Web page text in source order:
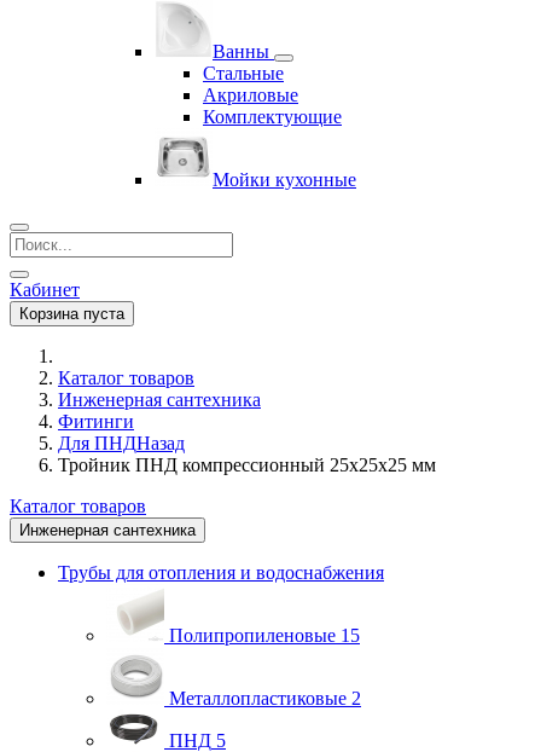
Ванны
Стальные
Акриловые
Комплектующие
Мойки кухонные
Кабинет
Корзина пуста
Каталог товаров
Инженерная сантехника
Фитинги
Для ПНДНазад
Тройник ПНД компрессионный 25х25х25 мм
Каталог товаров
Инженерная сантехника
Трубы для отопления и водоснабжения
Полипропиленовые 15
Металлопластиковые 2
ПНД 5